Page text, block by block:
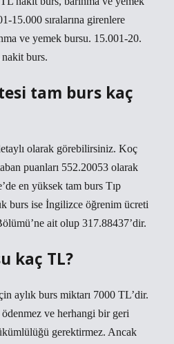
15.000 sıralarına girenlere
ve yemek bursu. 15.001-20.
burs.
tam burs kaç
olarak görebilirsiniz. Koç
puanları 552.20053 olarak
en yüksek tam burs Tıp
burs ise İngilizce öğrenim ücreti
ait olup 317.88437’dir.
kaç TL?
aylık burs miktarı 7000 TL’dir.
ödenmez ve herhangi bir geri
gerektirmez. Ancak